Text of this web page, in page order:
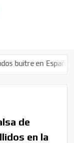
en España:
de
en la